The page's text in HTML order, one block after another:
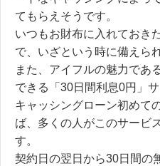
てもらえそうです。
いつもお財布に入れておき
で、いざという時に備えら
また、アイフルの魅力であ
できる「30日間利息0円」
キャッシングローン初めて
ば、多くの人がこのサービ
す。
契約日の翌日から30日間の